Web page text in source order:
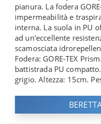
pianura. La fodera
impermeabilità e
interna. La suola in PU
ad un'eccellente
scamosciata
Fodera: GORE-​TEX
battistrada PU
grigio. Altezza: 15cm.